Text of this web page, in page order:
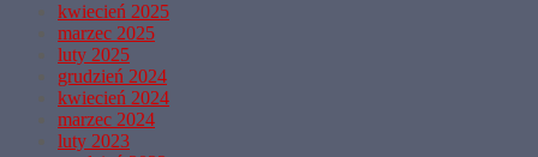
kwiecień 2025
marzec 2025
luty 2025
grudzień 2024
kwiecień 2024
marzec 2024
luty 2023